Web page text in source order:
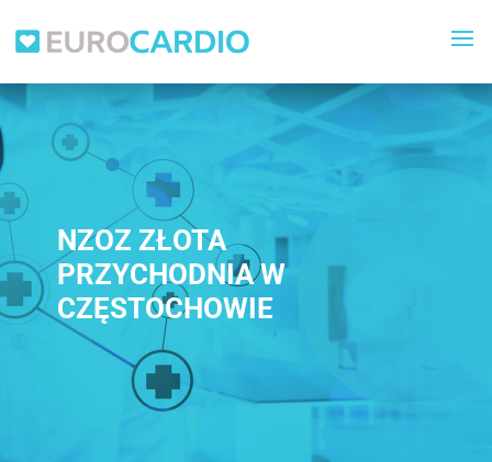
NZOZ ZŁOTA
PRZYCHODNIA W
CZĘSTOCHOWIE